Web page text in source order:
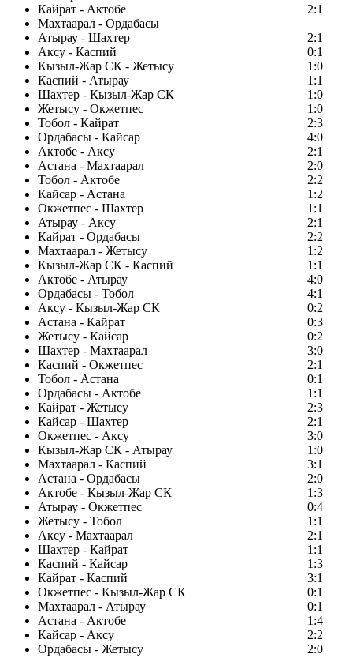
Кайрат - Актобе
2:1
Махтаарал - Ордабасы
Атырау - Шахтер
2:1
Аксу - Каспий
0:1
Кызыл-Жар СК - Жетысу
1:0
Каспий - Атырау
1:1
Шахтер - Кызыл-Жар СК
1:0
Жетысу - Окжетпес
1:0
Тобол - Кайрат
2:3
Ордабасы - Кайсар
4:0
Актобе - Аксу
2:1
Астана - Махтаарал
2:0
Тобол - Актобе
2:2
Кайсар - Астана
1:2
Окжетпес - Шахтер
1:1
Атырау - Аксу
2:1
Кайрат - Ордабасы
2:2
Махтаарал - Жетысу
1:2
Кызыл-Жар СК - Каспий
1:1
Актобе - Атырау
4:0
Ордабасы - Тобол
4:1
Аксу - Кызыл-Жар СК
0:2
Астана - Кайрат
0:3
Жетысу - Кайсар
0:2
Шахтер - Махтаарал
3:0
Каспий - Окжетпес
2:1
Тобол - Астана
0:1
Ордабасы - Актобе
1:1
Кайрат - Жетысу
2:3
Кайсар - Шахтер
2:1
Окжетпес - Аксу
3:0
Кызыл-Жар СК - Атырау
1:0
Махтаарал - Каспий
3:1
Астана - Ордабасы
2:0
Актобе - Кызыл-Жар СК
1:3
Атырау - Окжетпес
0:4
Жетысу - Тобол
1:1
Аксу - Махтаарал
2:1
Шахтер - Кайрат
1:1
Каспий - Кайсар
1:3
Кайрат - Каспий
3:1
Окжетпес - Кызыл-Жар СК
0:1
Махтаарал - Атырау
0:1
Астана - Актобе
1:4
Кайсар - Аксу
2:2
Ордабасы - Жетысу
2:0